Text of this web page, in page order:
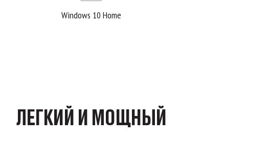
Windows 10 Home
ЛЕГКИЙ И МОЩНЫЙ